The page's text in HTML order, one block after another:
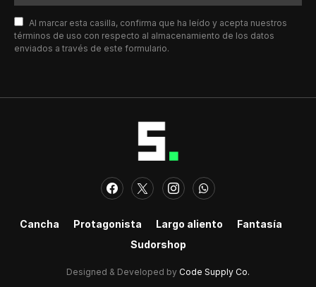
Al marcar esta casilla, confirma que ha leído y acepta nuestros
términos de uso con respecto al almacenamiento de los datos
enviados a través de este formulario.
Cancha Protagonista Largo aliento
Fantasía
Sudorshop
Designed & Developed by Code Supply Co.